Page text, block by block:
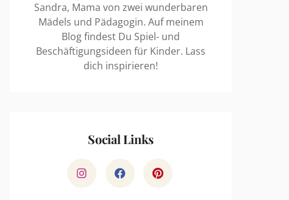
Sandra, Mama von zwei wunderbaren
Mädels und Pädagogin. Auf meinem
Blog findest Du Spiel- und
Beschäftigungsideen für Kinder. Lass
dich inspirieren!
Social Links